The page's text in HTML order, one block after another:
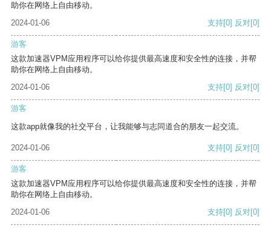
助你在网络上自由移动。
2024-01-06
支持[0] 反对[0]
游客
这款加速器VPM应用程序可以给你提供最高速度和安全性的连接，并帮
助你在网络上自由移动。
2024-01-06
支持[0] 反对[0]
游客
这款app就像我的社交平台，让我能够与志同道合的朋友一起交流。
2024-01-06 支持[0] 反对[0]
游客
这款加速器VPM应用程序可以给你提供最高速度和安全性的连接，并帮
助你在网络上自由移动。
2024-01-06
支持[0] 反对[0]